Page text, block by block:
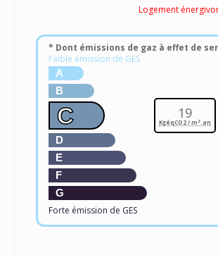
Logement
* Dont émissions de gaz à effet de
Faible émission de GES
A
B
C
D
E
F
G
Forte émission de GES
19
KgéqCO2 / m².an